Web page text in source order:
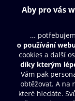
Obsah ke stažení
Moje O2 Knihovna
Další zábava